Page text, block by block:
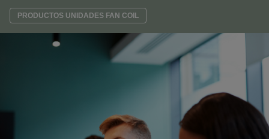
PRODUCTOS UNIDADES FAN COIL